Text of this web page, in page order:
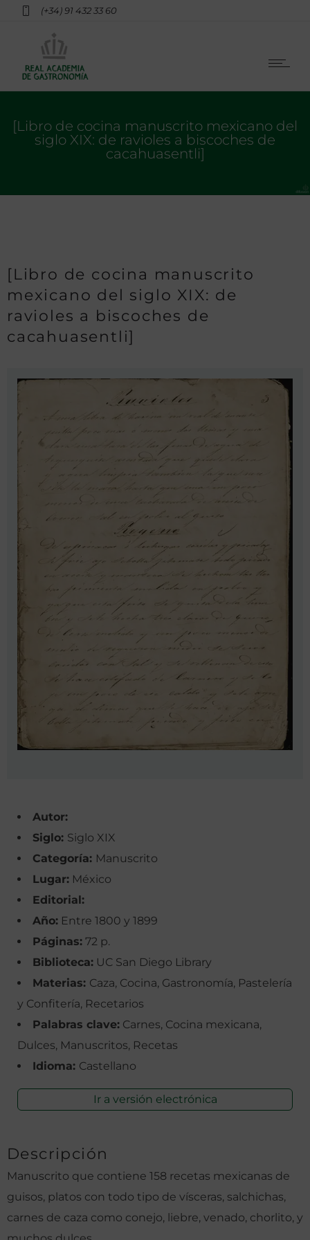
(+34) 91 432 33 60
[Libro de cocina manuscrito mexicano del
siglo XIX: de ravioles a biscoches de
cacahuasentli]
[Libro de cocina manuscrito
mexicano del siglo XIX: de
ravioles a biscoches de
cacahuasentli]
Autor:
Siglo: Siglo XIX
Categoría: Manuscrito
Lugar: México
Editorial:
Año: Entre 1800 y 1899
Páginas: 72 p.
Biblioteca: UC San Diego Library
Materias: Caza, Cocina, Gastronomía, Pastelería
y Confitería, Recetarios
Palabras clave: Carnes, Cocina mexicana,
Dulces, Manuscritos, Recetas
Idioma: Castellano
Ir a versión electrónica
Descripción
Manuscrito que contiene 158 recetas mexicanas de
guisos, platos con todo tipo de vísceras, salchichas,
carnes de caza como conejo, liebre, venado, chorlito, y